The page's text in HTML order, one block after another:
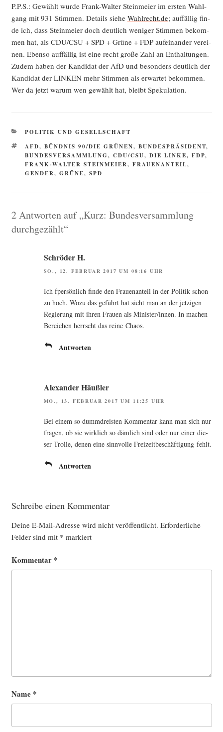
P.P.S.: Gewählt wur­de Frank-Wal­ter Stein­mei­er im ers­ten Wahl­
gang mit 931 Stim­men. Details sie­he Wahlrecht.de; auf­fäl­lig fin­
de ich, dass Stein­mei­er doch deut­lich weni­ger Stim­men bekom­
men hat, als CDU/CSU + SPD + Grü­ne + FDP auf­ein­an­der ver­ei­
nen. Eben­so auf­fäl­lig ist eine recht gro­ße Zahl an Ent­hal­tun­gen.
Zudem haben der Kan­di­dat der AfD und beson­ders deut­lich der
Kan­di­dat der LINKEN mehr Stim­men als erwar­tet bekom­men.
Wer da jetzt war­um wen gewählt hat, bleibt Spekulation.
KATEGORIEN
POLITIK UND GESELLSCHAFT
SCHLAGWÖRTER
AFD, BÜNDNIS 90/DIE GRÜNEN, BUNDESPRÄSIDENT,
BUNDESVERSAMMLUNG, CDU/CSU, DIE LINKE, FDP,
FRANK-WALTER STEINMEIER, FRAUENANTEIL,
GENDER, GRÜNE, SPD
2 Antworten auf „Kurz: Bundesversammlung
durchgezählt“
Schröder H.
SO., 12. FEBRUAR 2017 UM 08:16 UHR
Ich fper­sön­lich fin­de den Frau­en­an­teil in der Poli­tik schon
zu hoch. Wozu das geführt hat sieht man an der jet­zi­gen
Regie­rung mit ihren Frau­en als Minister/innen. In machen
Berei­chen herrscht das rei­ne Chaos.
Antworten
Alexander Häußler
MO., 13. FEBRUAR 2017 UM 11:25 UHR
Bei einem so dumm­dreis­ten Kom­men­tar kann man sich nur
fra­gen, ob sie wirk­lich so däm­lich sind oder nur einer die­
ser Trol­le, denen eine sinn­vol­le Frei­zeit­be­schäf­ti­gung fehlt.
Antworten
Schreibe einen Kommentar
Deine E-Mail-Adresse wird nicht veröffentlicht. Erforderliche
Felder sind mit * markiert
Kommentar *
Name *